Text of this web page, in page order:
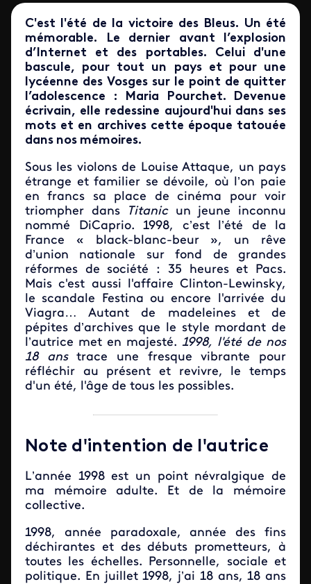
C'est l'été de la victoire des Bleus. Un été
mémorable. Le dernier avant l’explosion
d’Internet et des portables. Celui d'une
bascule, pour tout un pays et pour une
lycéenne des Vosges sur le point de quitter
l’adolescence : Maria Pourchet. Devenue
écrivain, elle redessine aujourd'hui dans ses
mots et en archives cette époque tatouée
dans nos mémoires.
Sous les violons de Louise Attaque, un pays
étrange et familier se dévoile, où l’on paie
en francs sa place de cinéma pour voir
triompher dans
Titanic un jeune inconnu
nommé DiCaprio. 1998, c’est l’été de la
France « black-blanc-beur », un rêve
d’union nationale sur fond de grandes
réformes de société : 35 heures et Pacs.
Mais c'est aussi l'affaire Clinton-Lewinsky,
le scandale Festina ou encore l'arrivée du
Viagra… Autant de madeleines et de
pépites d’archives que le style mordant de
l’autrice met en majesté. 1998, l'été de nos
18 anstrace une fresque vibrante pour
réfléchir au présent et revivre, le temps
d'un été, l'âge de tous les possibles.
Note d'intention de l'autrice
L’année 1998 est un point névralgique de
ma mémoire adulte. Et de la mémoire
collective.
1998, année paradoxale, année des fins
déchirantes et des débuts prometteurs, à
toutes les échelles. Personnelle, sociale et
politique. En juillet 1998, j’ai 18 ans, 18 ans